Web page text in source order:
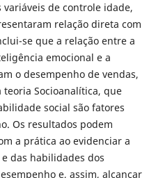
variáveis de controle idade,
relação direta com
se que a relação entre a
emocional e a
o desempenho de vendas,
Socioanalítica, que
social são fatores
Os resultados podem
a prática ao evidenciar a
das habilidades dos
e, assim, alcançar